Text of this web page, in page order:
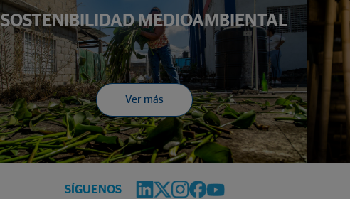
SOSTENIBILIDAD MEDIOAMBIENTAL
Ver más
SÍGUENOS